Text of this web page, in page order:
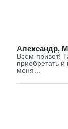
Александр,
Всем привет!
приобретать
меня...